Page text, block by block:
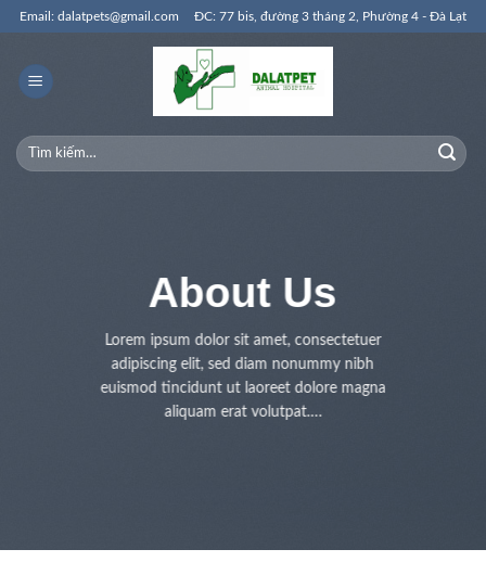
Skip
content
Email: dalatpets@gmail.com ĐC: 77 bis, đường 3 tháng 2, Phường 4 - Đà Lạt
Tìm
kiếm:
About Us
Lorem ipsum dolor sit amet, consectetuer
adipiscing elit, sed diam nonummy nibh
euismod tincidunt ut laoreet dolore magna
aliquam erat volutpat….